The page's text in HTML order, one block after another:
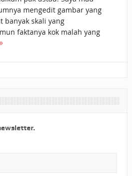
mengedit gambar yang
banyak skali yang
faktanya kok malah yang